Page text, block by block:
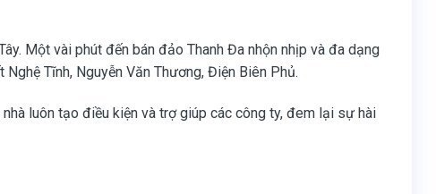
Một vài phút đến bán đảo Thanh Đa nhộn nhịp và đa dạng
Tĩnh, Nguyễn Văn Thương, Điện Biên Phủ.
luôn tạo điều kiện và trợ giúp các công ty, đem lại sự hài